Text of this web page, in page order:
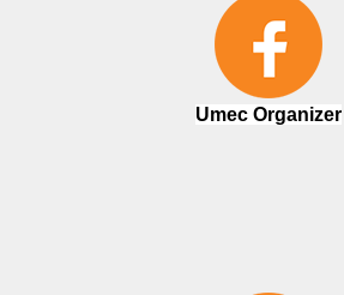
Umec Organizer